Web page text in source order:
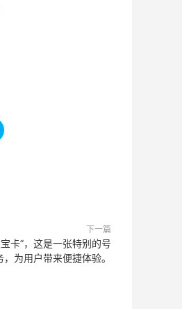
下一篇
卡”，这是一张特别的号
为用户带来便捷体验。